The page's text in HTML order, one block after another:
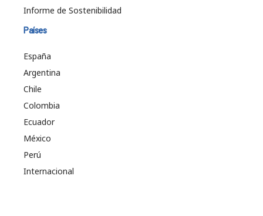
Informe de Sostenibilidad
Países
España
Argentina
Chile
Colombia
Ecuador
México
Perú
Internacional